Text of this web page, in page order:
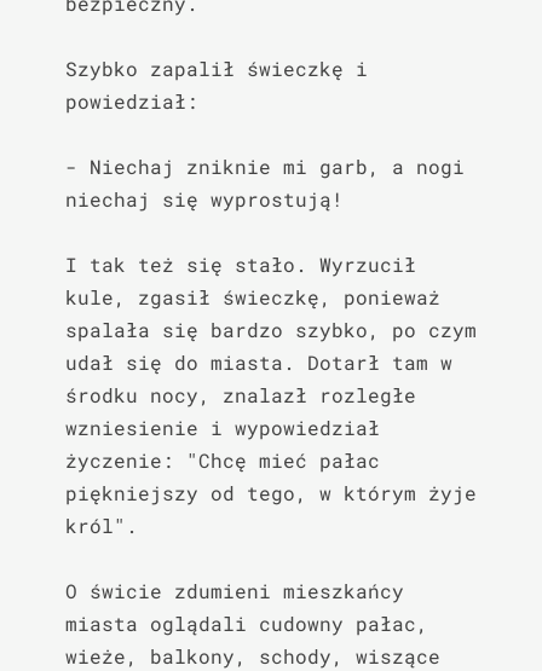
Szybko zapalił świeczkę i
powiedział:
- Niechaj zniknie mi garb, a nogi
niechaj się wyprostują!
I tak też się stało. Wyrzucił
kule, zgasił świeczkę, ponieważ
spalała się bardzo szybko, po czym
udał się do miasta. Dotarł tam w
środku nocy, znalazł rozległe
wzniesienie i wypowiedział
życzenie: "Chcę mieć pałac
piękniejszy od tego, w którym żyje
król".
O świcie zdumieni mieszkańcy
miasta oglądali cudowny pałac,
wieże, balkony, schody, wiszące